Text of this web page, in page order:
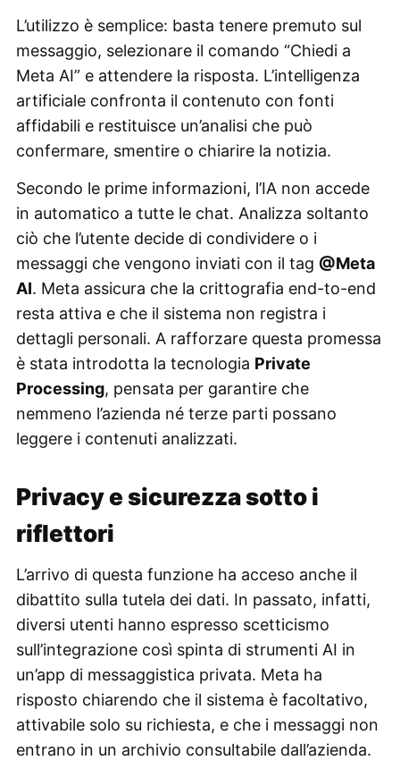
L’utilizzo è semplice: basta tenere premuto sul
messaggio, selezionare il comando “Chiedi a
Meta AI” e attendere la risposta. L’intelligenza
artificiale confronta il contenuto con fonti
affidabili e restituisce un’analisi che può
confermare, smentire o chiarire la notizia.
Secondo le prime informazioni, l’IA non accede
in automatico a tutte le chat. Analizza soltanto
ciò che l’utente decide di condividere o i
messaggi che vengono inviati con il tag @Meta
AI. Meta assicura che la crittografia end-to-end
resta attiva e che il sistema non registra i
dettagli personali. A rafforzare questa promessa
è stata introdotta la tecnologia Private
Processing, pensata per garantire che
nemmeno l’azienda né terze parti possano
leggere i contenuti analizzati.
Privacy e sicurezza sotto i
riflettori
L’arrivo di questa funzione ha acceso anche il
dibattito sulla tutela dei dati. In passato, infatti,
diversi utenti hanno espresso scetticismo
sull’integrazione così spinta di strumenti AI in
un’app di messaggistica privata. Meta ha
risposto chiarendo che il sistema è facoltativo,
attivabile solo su richiesta, e che i messaggi non
entrano in un archivio consultabile dall’azienda.